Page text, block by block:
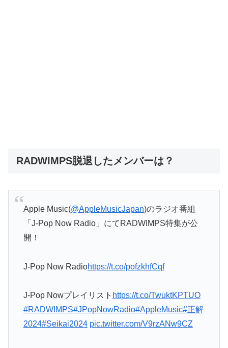
RADWIMPS脱退したメンバーは？
Apple Music(@AppleMusicJapan)のラジオ番組
「J-Pop Now Radio」にてRADWIMPS特集が公
開！
J-Pop Now Radiohttps://t.co/pofzkhfCqf
J-Pop Nowプレイリスト https://t.co/TwuktKPTUO
#RADWIMPS#JPopNowRadio#AppleMusic#正解
2024#Seikai2024 pic.twitter.com/V9rzANw9CZ